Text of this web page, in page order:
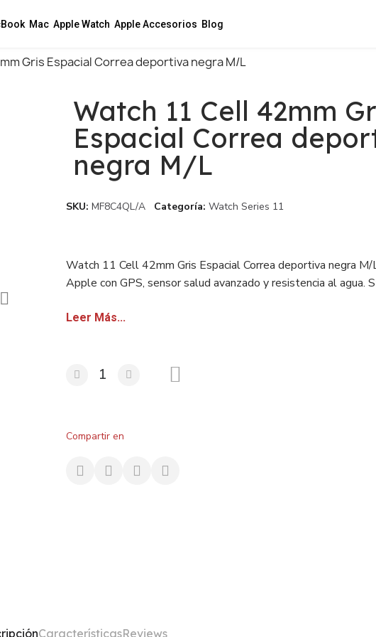
Mac Apple Watch Apple Accesorios Blog
Gris Espacial Correa deportiva negra M/L
Watch 11 Cell 42mm
Espacial Correa
negra M/L
SKU MF8C4QL/A Categoría Watch Series 11
Watch 11 Cell 42mm Gris Espacial Correa deportiva negra
Apple con GPS, sensor salud avanzado y resistencia al agua.
Leer Más...
Compartir en
CaracterísticasReviews